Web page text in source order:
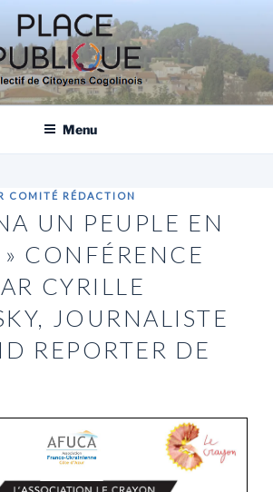
COLLECTIF DE
COGOLINOIS
Menu
COMITÉ RÉDACTION
UN PEUPLE EN
» CONFÉRENCE
CYRILLE
JOURNALISTE
REPORTER DE